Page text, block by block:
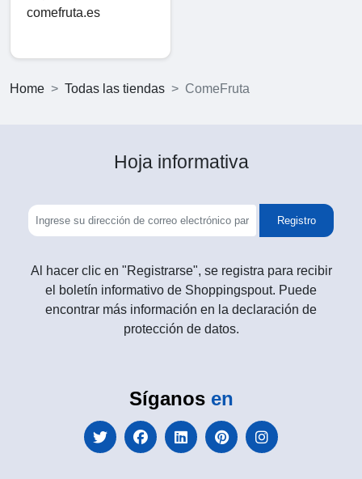
comefruta.es
Home Todas las tiendas ComeFruta
Hoja informativa
Registro
Al hacer clic en "Registrarse", se registra para recibir
el boletín informativo de Shoppingspout. Puede
encontrar más información en la declaración de
protección de datos.
Síganos en